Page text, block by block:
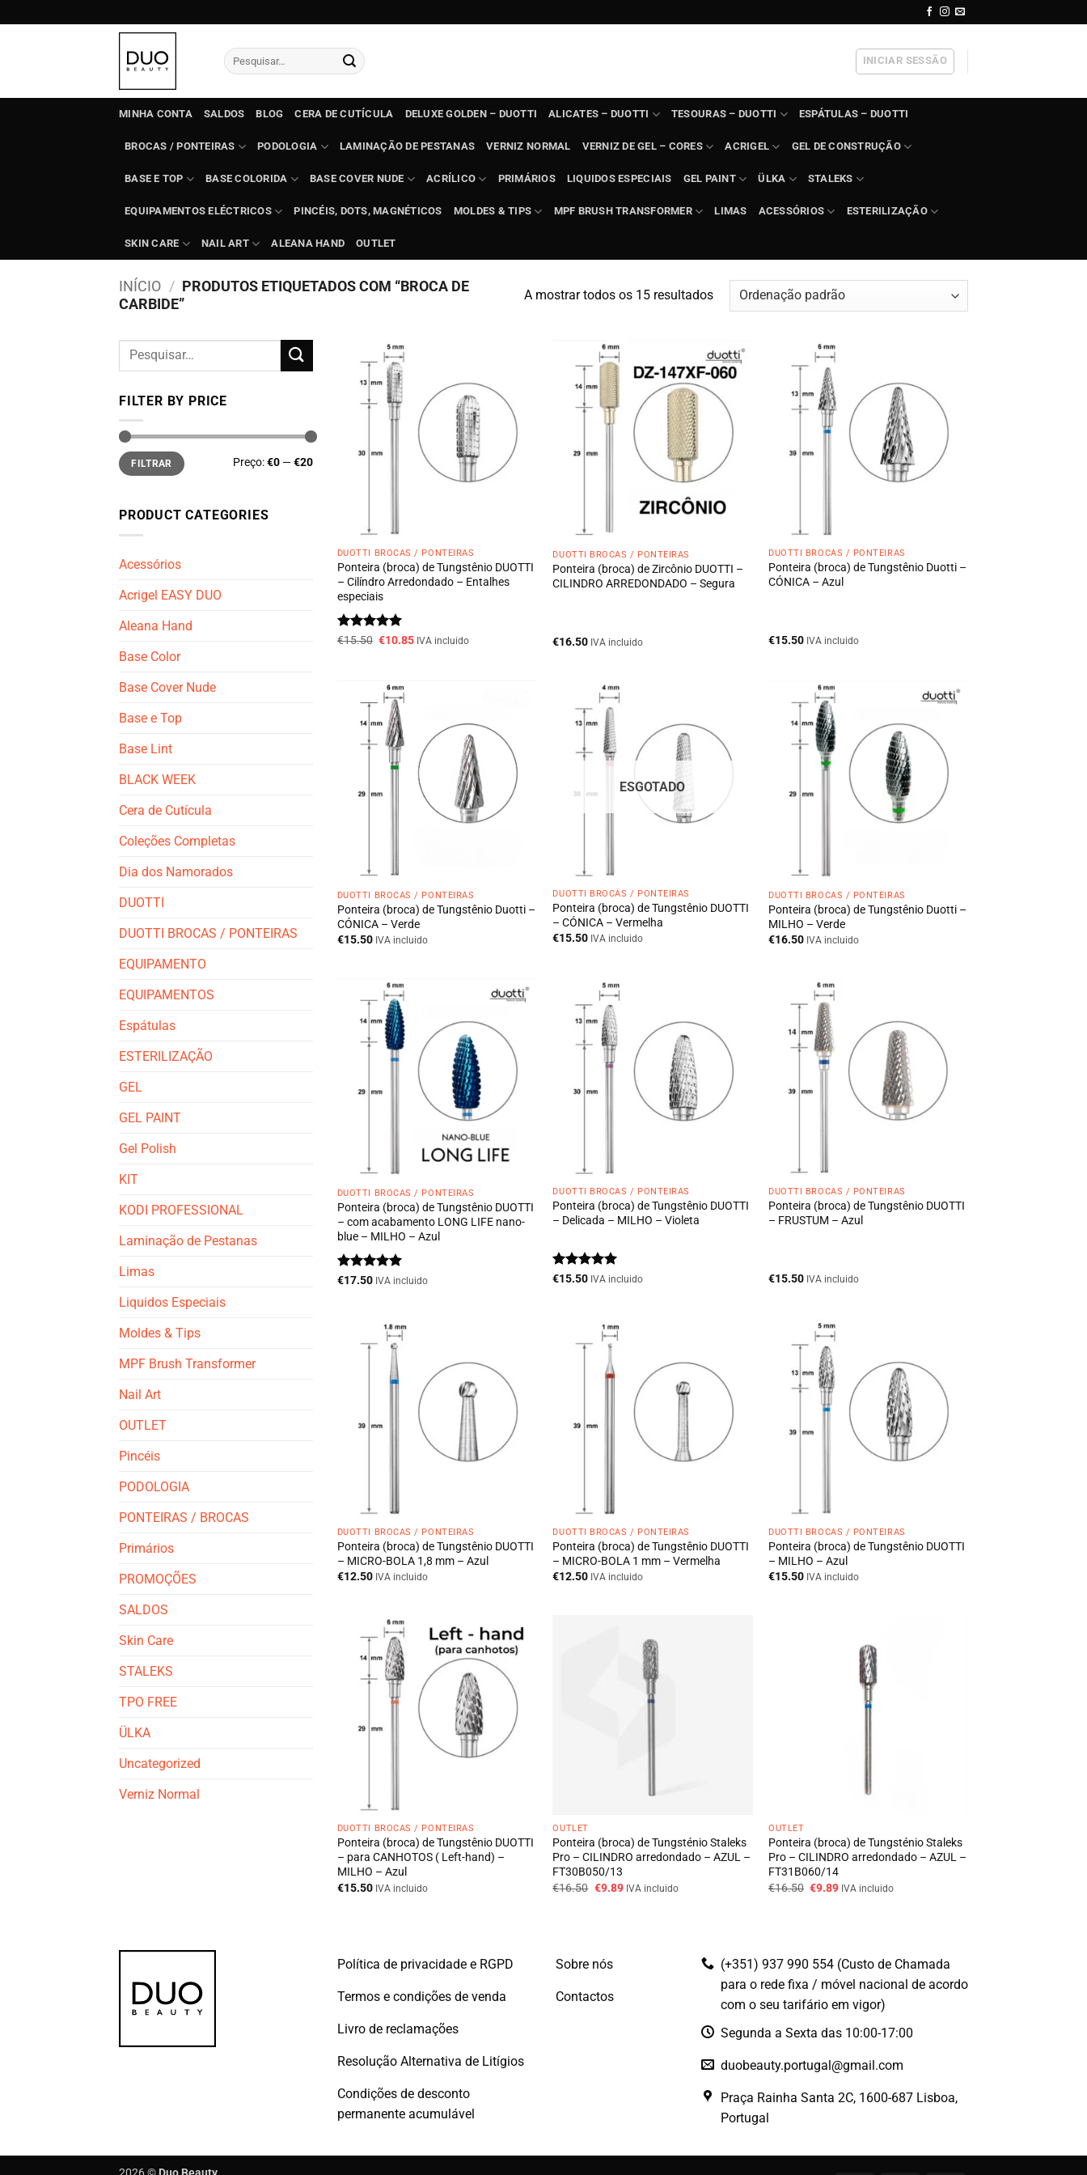
to
Pesquisar
por:
INICIAR SESSÃO
MINHA CONTA SALDOS BLOG CERA DE CUTÍCULA DELUXE GOLDEN – DUOTTI ALICATES – DUOTTI TESOURAS – DUOTTI ESPÁTULAS – DUOTTI
BROCAS / PONTEIRAS PODOLOGIA LAMINAÇÃO DE PESTANAS VERNIZ NORMAL VERNIZ DE GEL – CORES ACRIGEL GEL DE CONSTRUÇÃO
BASE E TOP BASE COLORIDA BASE COVER NUDE ACRÍLICO PRIMÁRIOS LIQUIDOS ESPECIAIS GEL PAINT ÜLKA STALEKS
EQUIPAMENTOS ELÉCTRICOS PINCÉIS, DOTS, MAGNÉTICOS MOLDES & TIPS MPF BRUSH TRANSFORMER LIMAS ACESSÓRIOS ESTERILIZAÇÃO
SKIN CARE NAIL ART ALEANA HAND OUTLET
INÍCIO / PRODUTOS ETIQUETADOS COM “BROCA DE
CARBIDE”
A mostrar todos os 15 resultados
Pesquisar
FILTER BY PRICE
Preço
mínimo
Preço
máximo
FILTRAR Preço:€0 —€20
PRODUCT CATEGORIES
Acessórios
Acrigel EASY DUO
Aleana Hand
Base Color
Base Cover Nude
Base e Top
Base Lint
BLACK WEEK
Cera de Cutícula
Coleções Completas
Dia dos Namorados
DUOTTI
DUOTTI BROCAS / PONTEIRAS
EQUIPAMENTO
EQUIPAMENTOS
Espátulas
ESTERILIZAÇÃO
GEL
GEL PAINT
Gel Polish
KIT
KODI PROFESSIONAL
Laminação de Pestanas
Limas
Liquidos Especiais
Moldes & Tips
MPF Brush Transformer
Nail Art
OUTLET
Pincéis
PODOLOGIA
PONTEIRAS / BROCAS
Primários
PROMOÇÕES
SALDOS
Skin Care
STALEKS
TPO FREE
ÜLKA
Uncategorized
Verniz Normal
DUOTTI BROCAS / PONTEIRAS
Ponteira (broca) de Tungstênio DUOTTI
– Cilíndro Arredondado – Entalhes
especiais
Avaliação5
€15.50 O
€15.50.
€10.85OIVA incluido
DUOTTI BROCAS / PONTEIRAS
Ponteira (broca) de Zircônio DUOTTI –
CILINDRO ARREDONDADO – Segura
€16.50 IVA incluido
DUOTTI BROCAS / PONTEIRAS
Ponteira (broca) de Tungstênio Duotti –
CÓNICA – Azul
€15.50 IVA incluido
DUOTTI BROCAS / PONTEIRAS
Ponteira (broca) de Tungstênio Duotti –
CÓNICA – Verde
€15.50 IVA incluido
ESGOTADO
DUOTTI BROCAS / PONTEIRAS
Ponteira (broca) de Tungstênio DUOTTI
– CÓNICA – Vermelha
€15.50 IVA incluido
DUOTTI BROCAS / PONTEIRAS
Ponteira (broca) de Tungstênio Duotti –
MILHO – Verde
€16.50 IVA incluido
DUOTTI BROCAS / PONTEIRAS
Ponteira (broca) de Tungstênio DUOTTI
– com acabamento LONG LIFE nano-
blue – MILHO – Azul
Avaliação5
€17.50 IVA incluido
DUOTTI BROCAS / PONTEIRAS
Ponteira (broca) de Tungstênio DUOTTI
– Delicada – MILHO – Violeta
Avaliação5
€15.50 IVA incluido
DUOTTI BROCAS / PONTEIRAS
Ponteira (broca) de Tungstênio DUOTTI
– FRUSTUM – Azul
€15.50 IVA incluido
DUOTTI BROCAS / PONTEIRAS
Ponteira (broca) de Tungstênio DUOTTI
– MICRO-BOLA 1,8 mm – Azul
€12.50 IVA incluido
DUOTTI BROCAS / PONTEIRAS
Ponteira (broca) de Tungstênio DUOTTI
– MICRO-BOLA 1 mm – Vermelha
€12.50 IVA incluido
DUOTTI BROCAS / PONTEIRAS
Ponteira (broca) de Tungstênio DUOTTI
– MILHO – Azul
€15.50 IVA incluido
DUOTTI BROCAS / PONTEIRAS
Ponteira (broca) de Tungstênio DUOTTI
– para CANHOTOS ( Left-hand) –
MILHO – Azul
€15.50 IVA incluido
OUTLET
Ponteira (broca) de Tungsténio Staleks
Pro – CILINDRO arredondado – AZUL –
FT30B050/13
€16.50 O
€9.89OIVA incluido
OUTLET
Ponteira (broca) de Tungsténio Staleks
Pro – CILINDRO arredondado – AZUL –
FT31B060/14
€16.50 O
€9.89OIVA incluido
Política de privacidade e RGPD
Termos e condições de venda
Livro de reclamações
Resolução Alternativa de Litígios
Condições de desconto
permanente acumulável
Sobre nós
Contactos
(+351) 937 990 554 (Custo de Chamada
para o rede fixa / móvel nacional de acordo
com o seu tarifário em vigor)
Segunda a Sexta das 10:00-17:00
duobeauty.portugal@gmail.com
Praça Rainha Santa 2C, 1600-687 Lisboa,
Portugal